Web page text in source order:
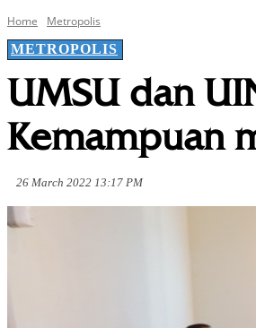
Home
Metropolis
METROPOLIS
UMSU dan
Kemampuan
26 March 2022 13:17 PM